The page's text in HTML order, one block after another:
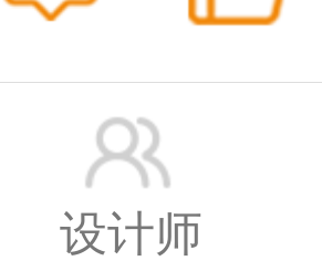
(深圳设计
司)
陈设艺
206设计师